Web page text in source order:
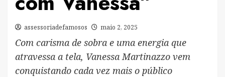
assessoriadefamosos maio 2, 2025
Com carisma de sobra e uma energia que
atravessa a tela, Vanessa Martinazzo vem
conquistando cada vez mais o público